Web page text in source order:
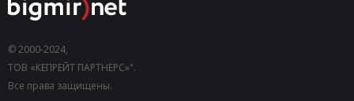
© 2000-2024,
ТОВ «КЕПРЕЙТ ПАРТНЕРС»".
Все права защищены.